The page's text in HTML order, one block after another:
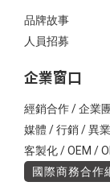
品牌故事
人員招募
企業窗口
經銷合作 / 企業
媒體 / 行銷 / 異
客製化 / OEM /
國際商務合作